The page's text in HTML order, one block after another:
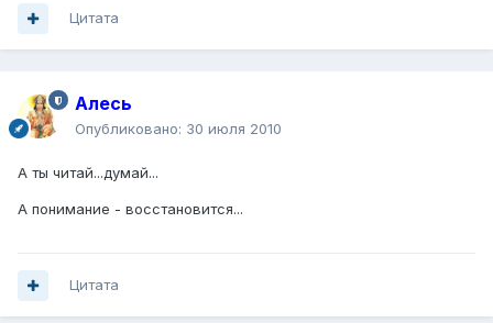
Цитата
Алесь
Опубликовано: 30 июля 2010
А ты читай...думай...
А понимание - восстановится...
Цитата